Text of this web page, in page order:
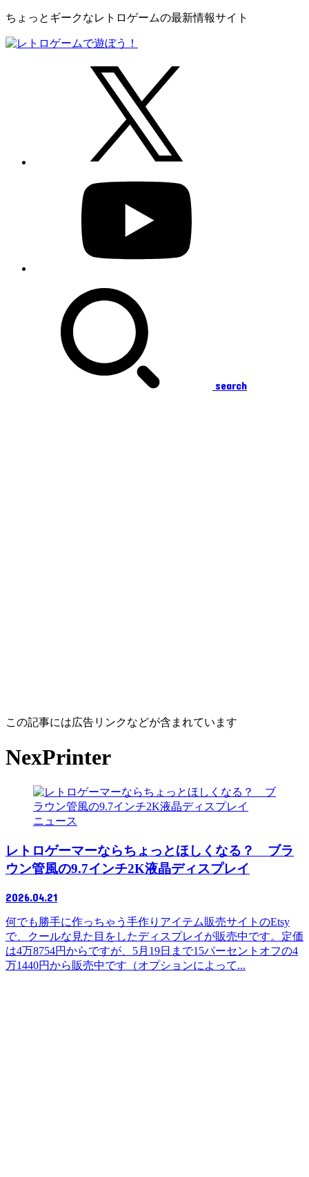
ちょっとギークなレトロゲームの最新情報サイト
search
この記事には広告リンクなどが含まれています
NexPrinter
ニュース
レトロゲーマーならちょっとほしくなる？ ブラ
ウン管風の9.7インチ2K液晶ディスプレイ
2026.04.21
何でも勝手に作っちゃう手作りアイテム販売サイトのEtsy
で、クールな見た目をしたディスプレイが販売中です。定価
は4万8754円からですが、5月19日まで15パーセントオフの4
万1440円から販売中です（オプションによって...